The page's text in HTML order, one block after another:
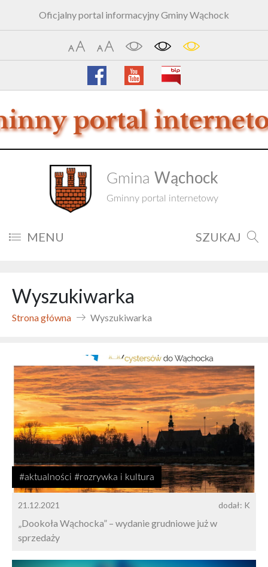
Oficjalny portal informacyjny Gminy Wąchock
Gmina Wąchock
Gminny portal internetowy
MENU SZUKAJ
Wyszukiwarka
Strona główna Wyszukiwarka
#aktualności #rozrywka i kultura
21.12.2021 dodał: K
„Dookoła Wąchocka” – wydanie grudniowe już w
sprzedaży